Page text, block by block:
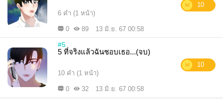
10
6 คำ (1 หน้า)
0 89 13 มิ.ย. 67 00:58
#5
5 ที่จริงแล้วฉันชอบเธอ...(จบ)
10
10 คำ (1 หน้า)
0 32 13 มิ.ย. 67 00:58